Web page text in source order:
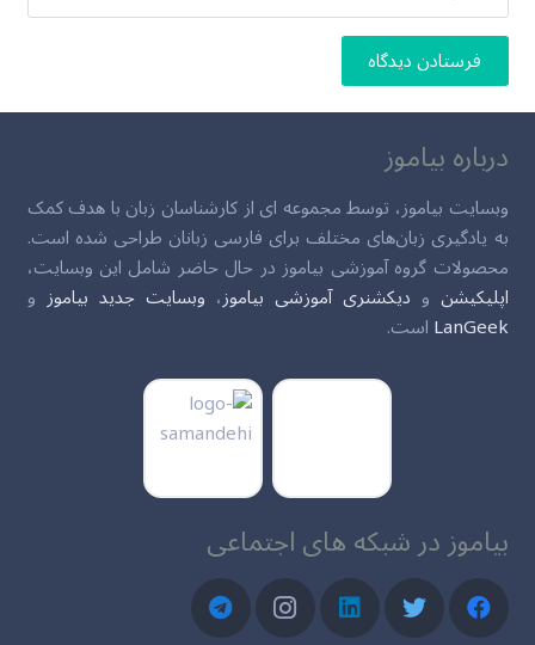
فرستادن دیدگاه
درباره بیاموز
وبسایت بیاموز، توسط مجموعه ای از کارشناسان زبان با هدف کمک
به یادگیری زبان‌های مختلف برای فارسی زبانان طراحی شده است.
محصولات گروه آموزشی بیاموز در حال حاضر شامل این وبسایت،
اپلیکیشن و دیکشنری آموزشی بیاموز، وبسایت جدید بیاموز و
LanGeekاست.
بیاموز در شبکه های اجتماعی